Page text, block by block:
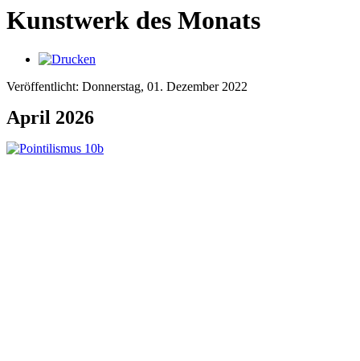
Kunstwerk des Monats
Veröffentlicht: Donnerstag, 01. Dezember 2022
April 2026